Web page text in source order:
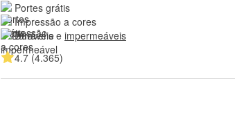
Portes grátis
Impressão a cores
Duráveis e impermeáveis
4.7 (4.365)